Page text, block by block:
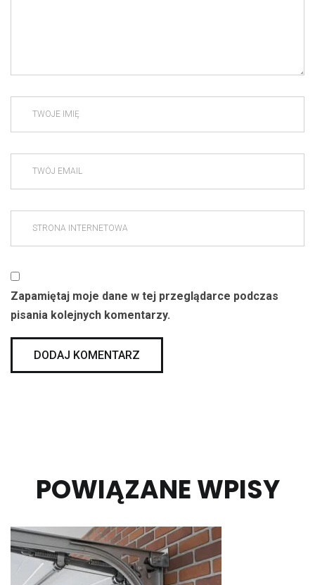
Zapamiętaj moje dane w tej przeglądarce podczas
pisania kolejnych komentarzy.
POWIĄZANE WPISY